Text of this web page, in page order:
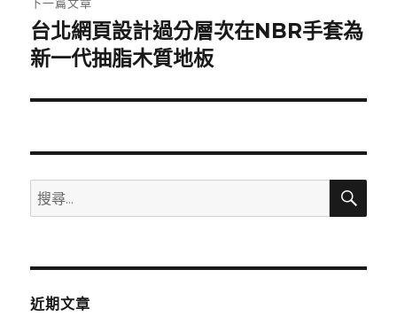
下
一
文
台北網頁設計過分層次在NBR手套為
新一代抽脂木質地板
搜
尋
鍵
搜
近期文章